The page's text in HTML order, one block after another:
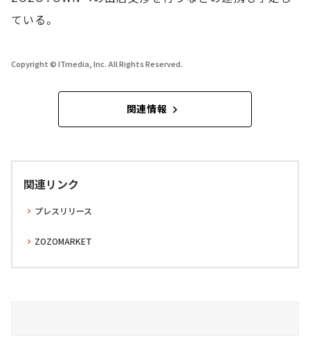
ている。
Copyright © ITmedia, Inc. All Rights Reserved.
関連情報
関連リンク
プレスリリース
ZOZOMARKET